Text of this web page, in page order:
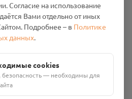
«Смоленский
Смоленская область, р-н
Западная, д. 26А, пом. 18
в АО "АЛЬФА-БАНК"
Согласие на использование
Вами отдельно от иных
Подробнее – в Политике
данных.
cookies
безопасность — необходимы для